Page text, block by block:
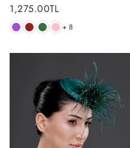
Normal
fiyat
1,275.00TL
+ 8